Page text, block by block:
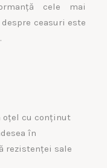
cele mai
ceasuri este
oțel cu conținut
în
rezistenței sale